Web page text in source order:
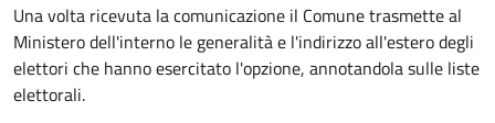
Una volta ricevuta la comunicazione il Comune trasmette al
Ministero dell'interno le generalità e l'indirizzo all'estero degli
elettori che hanno esercitato l'opzione, annotandola sulle liste
elettorali.